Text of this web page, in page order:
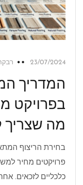
23/07/2024
המדריך
בפרויקט
מה
בחירת הריצוף
פרויקטים מחיר
כלכליים לזכאים.